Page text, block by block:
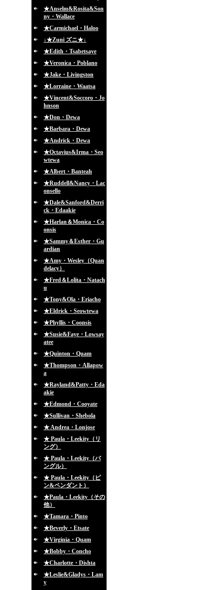
★Anselm&Rosita&Son
ny・Wallace
★Carmichael・Haloo
↓★Zuni ズニ★↓
★Edith・Tsabetsaye
★Veronica・Poblano
★Jake・Livingston
★Lorraine・Waatsa
★Vincent&Soccoro・Jo
hnson
★Don・Dewa
★Barbara・Dewa
★Andrick・Dewa
★Octavius&Irma・Seo
wtewa
★Albert・Banteah
★Ruddell&Nancy・Lac
onsello
★Dale&Sanford&Derri
ck・Edaakie
★Harlan＆Monica・Co
onsis
★Sammy＆Esther・Gu
ardian
★Amy・Wesley（Quan
delacy）
★Fred＆Lolita・Natach
u
★Tony&Ola・Eriacho
★Eldrick・Seowtewa
★Phyllis・Coonsis
★Susie&Faye・Lowsay
atee
★Quinton・Quam
★Thompson・Allapow
a
★Rayland&Patty・Eda
akie
★Edmond・Cooyate
★Sullivan・Shebola
★ Andrea・Lonjose
★ Paula・Leekity（リ
ング）
★ Paula・Leekity（バ
ングル）
★ Paula・Leekity（ピ
ン&ペンダント）
★Paula・Leekity（その
他）
★Tamara・Pinto
★Beverly・Etsate
★Virginia・Quam
★Bobby・Concho
★Charlotte・Dishta
★Leslie&Gladys・Lam
y